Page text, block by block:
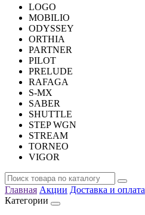
LOGO
MOBILIO
ODYSSEY
ORTHIA
PARTNER
PILOT
PRELUDE
RAFAGA
S-MX
SABER
SHUTTLE
STEP WGN
STREAM
TORNEO
VIGOR
Главная Акции Доставка и оплата
Категории